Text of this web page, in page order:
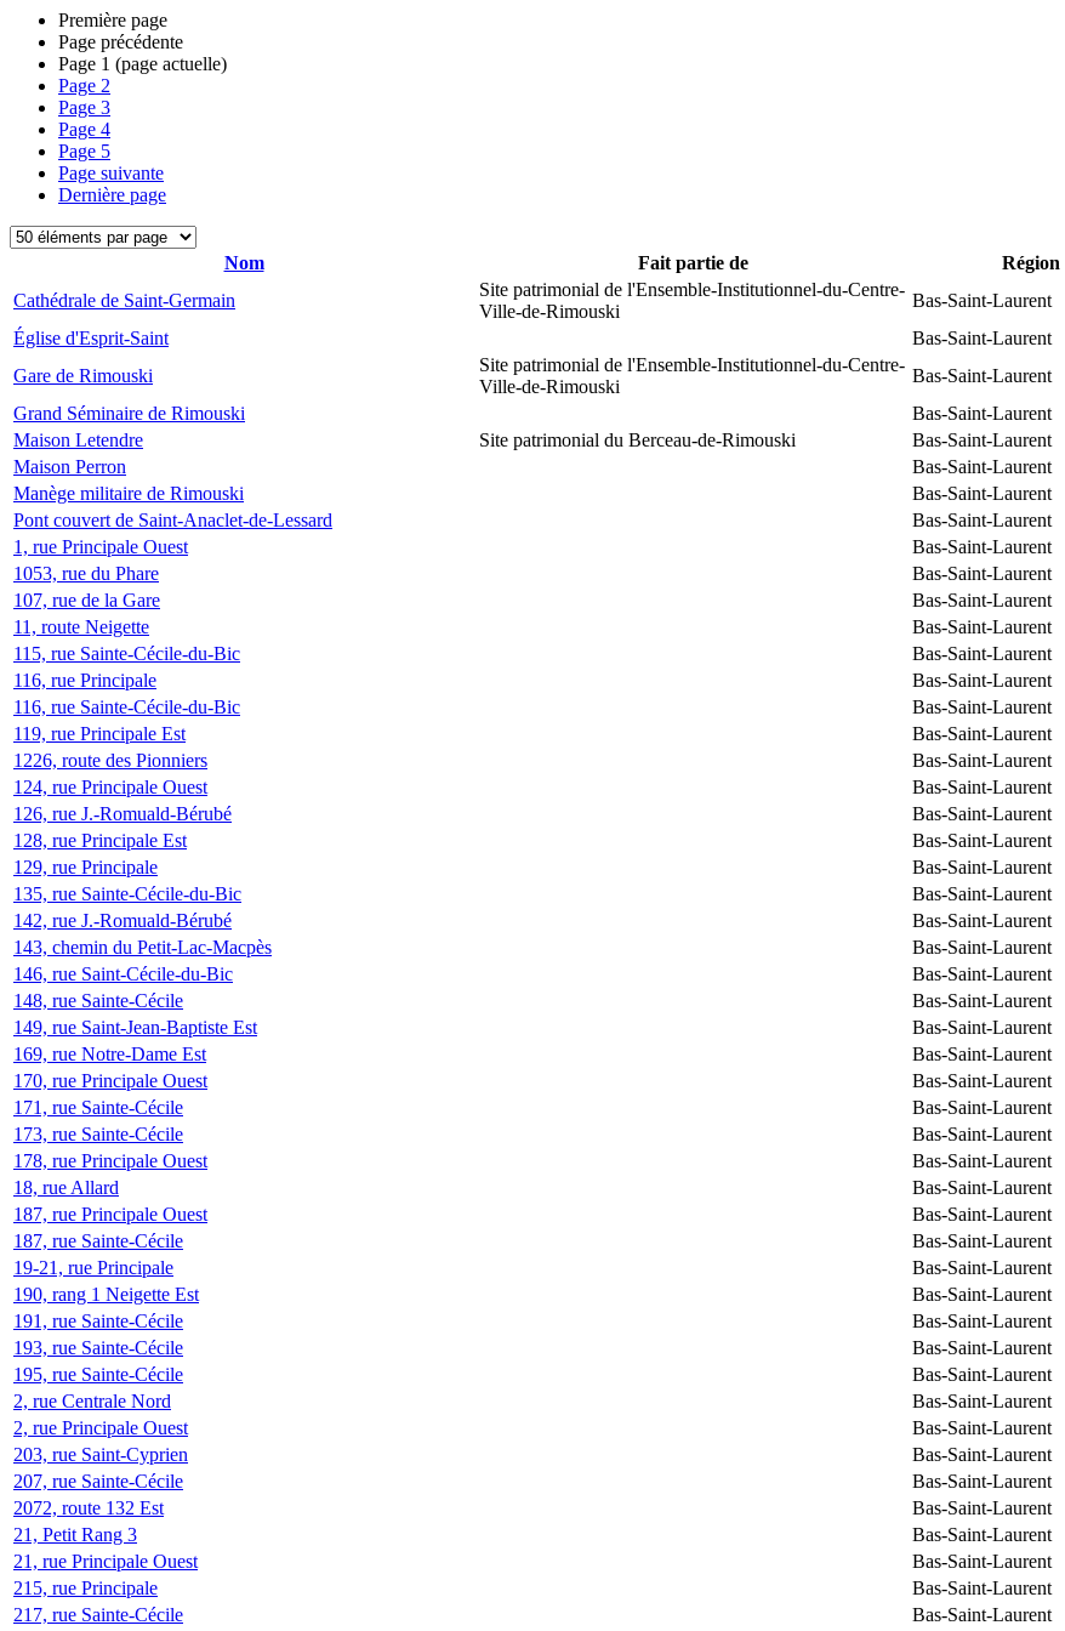
Première page
Page précédente
Page 1 (page actuelle)
Page 2
Page 3
Page 4
Page 5
Page suivante
Dernière page
Nom Fait partie de Région
Cathédrale de Saint-Germain
Site patrimonial de l'Ensemble-Institutionnel-du-Centre-
Ville-de-Rimouski
Bas-Saint-Laurent
Église d'Esprit-Saint
Bas-Saint-Laurent
Gare de Rimouski
Site patrimonial de l'Ensemble-Institutionnel-du-Centre-
Ville-de-Rimouski
Bas-Saint-Laurent
Grand Séminaire de Rimouski
Bas-Saint-Laurent
Maison Letendre
Site patrimonial du Berceau-de-Rimouski Bas-Saint-Laurent
Maison Perron
Bas-Saint-Laurent
Manège militaire de Rimouski
Bas-Saint-Laurent
Pont couvert de Saint-Anaclet-de-Lessard
Bas-Saint-Laurent
1, rue Principale Ouest
Bas-Saint-Laurent
1053, rue du Phare
Bas-Saint-Laurent
107, rue de la Gare
Bas-Saint-Laurent
11, route Neigette
Bas-Saint-Laurent
115, rue Sainte-Cécile-du-Bic
Bas-Saint-Laurent
116, rue Principale
Bas-Saint-Laurent
116, rue Sainte-Cécile-du-Bic
Bas-Saint-Laurent
119, rue Principale Est
Bas-Saint-Laurent
1226, route des Pionniers
Bas-Saint-Laurent
124, rue Principale Ouest
Bas-Saint-Laurent
126, rue J.-Romuald-Bérubé
Bas-Saint-Laurent
128, rue Principale Est
Bas-Saint-Laurent
129, rue Principale
Bas-Saint-Laurent
135, rue Sainte-Cécile-du-Bic
Bas-Saint-Laurent
142, rue J.-Romuald-Bérubé
Bas-Saint-Laurent
143, chemin du Petit-Lac-Macpès
Bas-Saint-Laurent
146, rue Saint-Cécile-du-Bic
Bas-Saint-Laurent
148, rue Sainte-Cécile
Bas-Saint-Laurent
149, rue Saint-Jean-Baptiste Est
Bas-Saint-Laurent
169, rue Notre-Dame Est
Bas-Saint-Laurent
170, rue Principale Ouest
Bas-Saint-Laurent
171, rue Sainte-Cécile
Bas-Saint-Laurent
173, rue Sainte-Cécile
Bas-Saint-Laurent
178, rue Principale Ouest
Bas-Saint-Laurent
18, rue Allard
Bas-Saint-Laurent
187, rue Principale Ouest
Bas-Saint-Laurent
187, rue Sainte-Cécile
Bas-Saint-Laurent
19-21, rue Principale
Bas-Saint-Laurent
190, rang 1 Neigette Est
Bas-Saint-Laurent
191, rue Sainte-Cécile
Bas-Saint-Laurent
193, rue Sainte-Cécile
Bas-Saint-Laurent
195, rue Sainte-Cécile
Bas-Saint-Laurent
2, rue Centrale Nord
Bas-Saint-Laurent
2, rue Principale Ouest
Bas-Saint-Laurent
203, rue Saint-Cyprien
Bas-Saint-Laurent
207, rue Sainte-Cécile
Bas-Saint-Laurent
2072, route 132 Est
Bas-Saint-Laurent
21, Petit Rang 3
Bas-Saint-Laurent
21, rue Principale Ouest
Bas-Saint-Laurent
215, rue Principale
Bas-Saint-Laurent
217, rue Sainte-Cécile
Bas-Saint-Laurent